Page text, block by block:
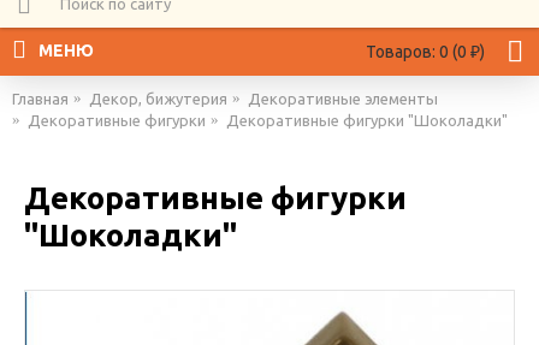
Товаров: 0 (0 ₽)
МЕНЮ
Главная Декор, бижутерия
Декоративные элементы
Декоративные фигурки
Декоративные фигурки "Шоколадки"
Декоративные фигурки
"Шоколадки"